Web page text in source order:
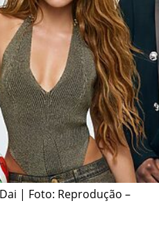
| Foto: Reprodução –